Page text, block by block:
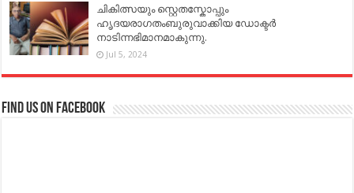
ചികിത്സയും സ്റ്റെതസ്കോപ്പും
ഹൃദയരാഗതംബുരുവാക്കിയ ഡോക്ടർ
നാടിന്നഭിമാനമാകുന്നു.
Jul 5, 2024
Find us on Facebook